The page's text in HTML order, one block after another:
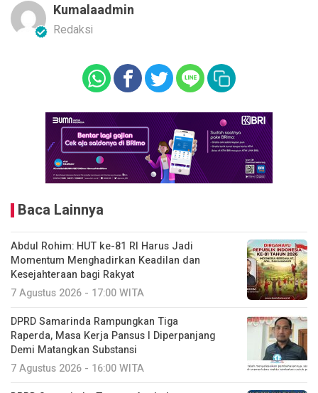
Kumalaadmin
Redaksi
Baca Lainnya
Abdul Rohim: HUT ke-81 RI Harus Jadi
Momentum Menghadirkan Keadilan dan
Kesejahteraan bagi Rakyat
7 Agustus 2026 - 17:00 WITA
DPRD Samarinda Rampungkan Tiga
Raperda, Masa Kerja Pansus I Diperpanjang
Demi Matangkan Substansi
7 Agustus 2026 - 16:00 WITA